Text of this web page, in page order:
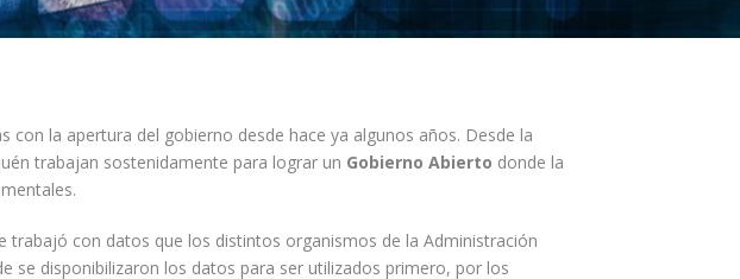
con la apertura del gobierno desde hace ya algunos años. Desde la
trabajan sostenidamente para lograr un Gobierno Abierto donde la
trabajó con datos que los distintos organismos de la Administración
se disponibilizaron los datos para ser utilizados primero, por los